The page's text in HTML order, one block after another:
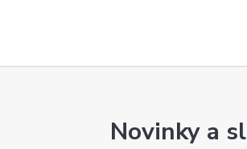
Novinky a